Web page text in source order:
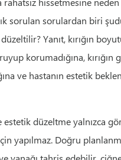
sorulan sorulardan biri
Yanıt, kırığın
korumadığına,
ve hastanın estetik
estetik düzeltme yalnızca
yapılmaz. Doğru